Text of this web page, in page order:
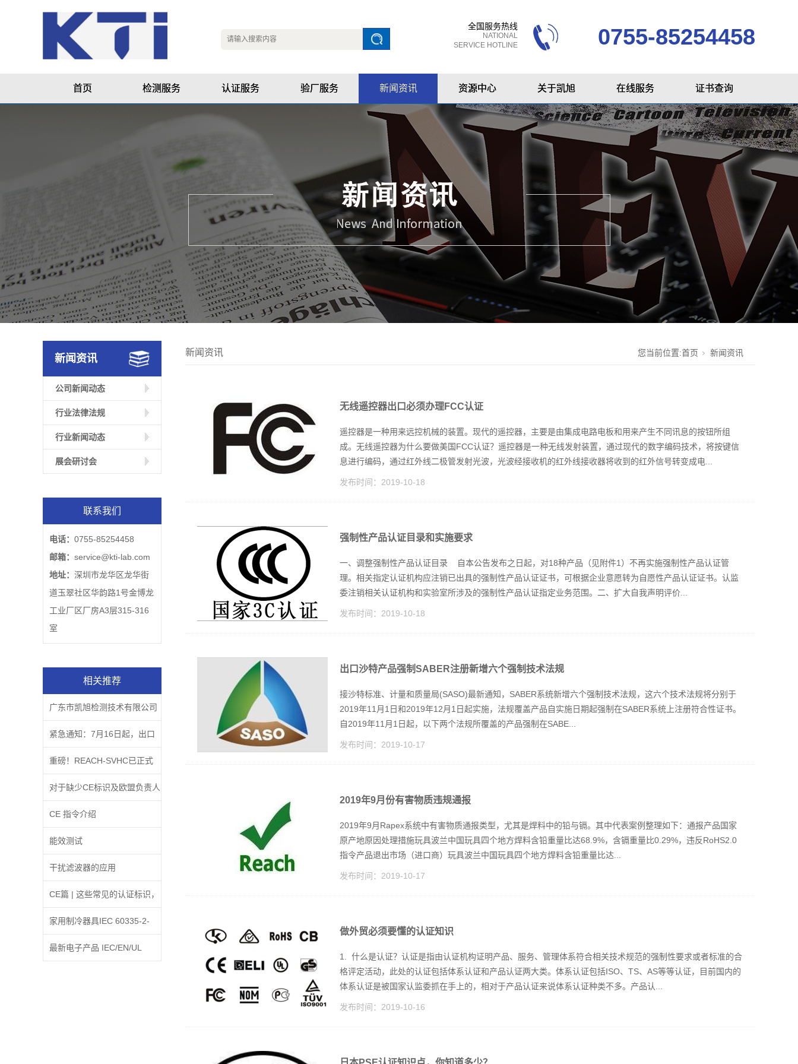
全国服务热线
NATIONAL
SERVICE HOTLINE
0755-85254458
首页 检测服务 认证服务 验厂服务 新闻资讯 资源中心 关于凯旭 在线服务 证书查询
新闻资讯
公司新闻动态
行业法律法规
行业新闻动态
展会研讨会
联系我们
电话： 0755-85254458
邮箱： service@kti-lab.com
地址： 深圳市龙华区龙华街
道玉翠社区华韵路1号金博龙
工业厂区厂房A3层315-316
室
相关推荐
广东市凯旭检测技术有限公司
企业文化主题
紧急通知：7月16日起，出口
欧盟的CE商品如果没有这个，
属于违法行为！
重磅！REACH-SVHC已正式
更新至219项
对于缺少CE标识及欧盟负责人
信息将可能被采取强制措施
CE 指令介绍
能效测试
干扰滤波器的应用
CE篇 | 这些常见的认证标识，
你认识几个?
家用制冷器具IEC 60335-2-
24:2010修订A2:2017条款
最新电子产品 IEC/EN/UL
新闻资讯 您当前位置:首页 新闻资讯
无线遥控器出口必须办理FCC认证
遥控器是一种用来远控机械的装置。现代的遥控器，主要是由集成电路电板和用来产生不同讯息的按钮所组
成。无线遥控器为什么要做美国FCC认证？遥控器是一种无线发射装置，通过现代的数字编码技术，将按键信
息进行编码，通过红外线二极管发射光波，光波经接收机的红外线接收器将收到的红外信号转变成电...
发布时间： 2019-10-18
强制性产品认证目录和实施要求
一、调整强制性产品认证目录 自本公告发布之日起，对18种产品（见附件1）不再实施强制性产品认证管
理。相关指定认证机构应注销已出具的强制性产品认证证书，可根据企业意愿转为自愿性产品认证证书。认监
委注销相关认证机构和实验室所涉及的强制性产品认证指定业务范围。二、扩大自我声明评价...
发布时间： 2019-10-18
出口沙特产品强制SABER注册新增六个强制技术法规
接沙特标准、计量和质量局(SASO)最新通知，SABER系统新增六个强制技术法规，这六个技术法规将分别于
2019年11月1日和2019年12月1日起实施，法规覆盖产品自实施日期起强制在SABER系统上注册符合性证书。
自2019年11月1日起，以下两个法规所覆盖的产品强制在SABE...
发布时间： 2019-10-17
2019年9月份有害物质违规通报
2019年9月Rapex系统中有害物质通报类型，尤其是焊料中的铅与镉。其中代表案例整理如下：通报产品国家
原产地原因处理措施玩具波兰中国玩具四个地方焊料含铅重量比达68.9%，含镉重量比0.29%，违反RoHS2.0
指令产品退出市场（进口商）玩具波兰中国玩具四个地方焊料含铅重量比达...
发布时间： 2019-10-17
做外贸必须要懂的认证知识
1. 什么是认证？认证是指由认证机构证明产品、服务、管理体系符合相关技术规范的强制性要求或者标准的合
格评定活动，此处的认证包括体系认证和产品认证两大类。体系认证包括ISO、TS、AS等等认证，目前国内的
体系认证是被国家认监委抓在手上的，相对于产品认证来说体系认证种类不多。产品认...
发布时间： 2019-10-16